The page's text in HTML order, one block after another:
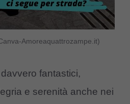
Amoreaquattrozampe.it)
fantastici,
e serenità anche nei